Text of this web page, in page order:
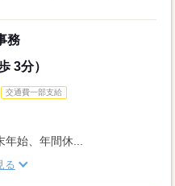
務
3分）
交通費一部支給
始、年間休...
る